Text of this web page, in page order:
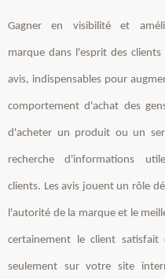
Gagner en visibilité et
marque dans l'esprit des
avis, indispensables pour
comportement d'achat des
d'acheter un produit ou un
recherche d'informations
clients. Les avis jouent un rôle
l'autorité de la marque et le
certainement le client
seulement sur votre site